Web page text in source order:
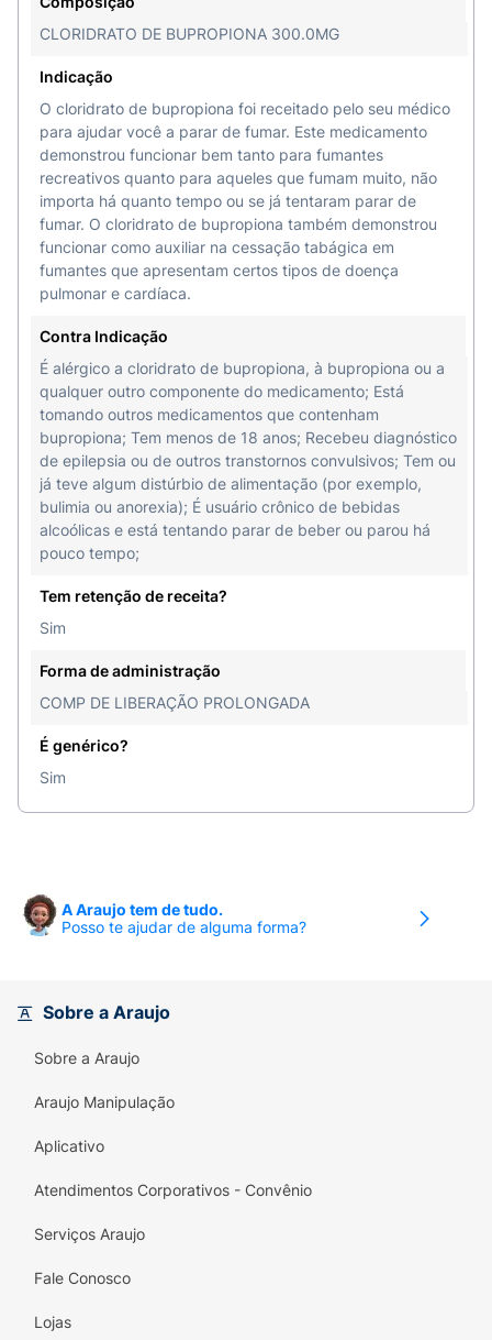
CLORIDRATO DE BUPROPIONA 300.0MG
Indicação
O cloridrato de bupropiona foi receitado pelo seu médico
para ajudar você a parar de fumar. Este medicamento
demonstrou funcionar bem tanto para fumantes
recreativos quanto para aqueles que fumam muito, não
importa há quanto tempo ou se já tentaram parar de
fumar. O cloridrato de bupropiona também demonstrou
funcionar como auxiliar na cessação tabágica em
fumantes que apresentam certos tipos de doença
pulmonar e cardíaca.
Contra Indicação
É alérgico a cloridrato de bupropiona, à bupropiona ou a
qualquer outro componente do medicamento; Está
tomando outros medicamentos que contenham
bupropiona; Tem menos de 18 anos; Recebeu diagnóstico
de epilepsia ou de outros transtornos convulsivos; Tem ou
já teve algum distúrbio de alimentação (por exemplo,
bulimia ou anorexia); É usuário crônico de bebidas
alcoólicas e está tentando parar de beber ou parou há
pouco tempo;
Tem retenção de receita?
Sim
Forma de administração
COMP DE LIBERAÇÃO PROLONGADA
É genérico?
Sim
A Araujo tem de tudo.
Posso te ajudar de alguma forma?
Sobre a Araujo
Sobre a Araujo
Araujo Manipulação
Aplicativo
Atendimentos Corporativos - Convênio
Serviços Araujo
Fale Conosco
Lojas